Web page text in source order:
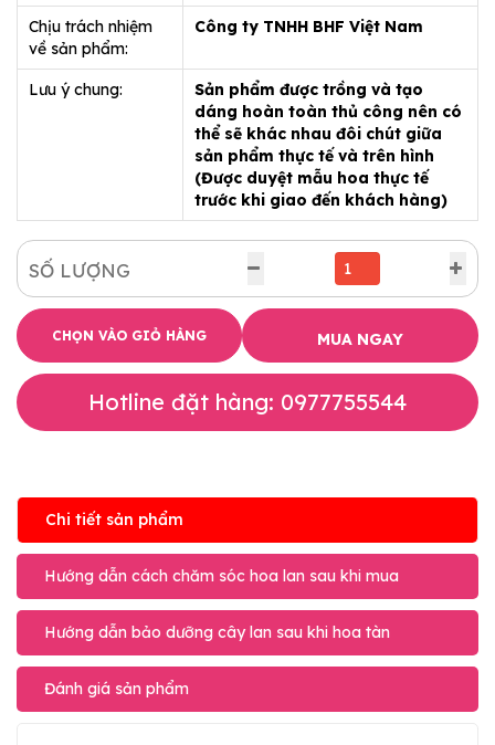
Chịu trách nhiệm
về sản phẩm:
Công ty TNHH BHF Việt Nam
Lưu ý chung:
Sản phẩm được trồng và tạo
dáng hoàn toàn thủ công nên có
thể sẽ khác nhau đôi chút giữa
sản phẩm thực tế và trên hình
(Được duyệt mẫu hoa thực tế
trước khi giao đến khách hàng)
SỐ LƯỢNG
CHỌN VÀO GIỎ HÀNG MUA NGAY
Hotline đặt hàng: 0977755544
Chi tiết sản phẩm
Hướng dẫn cách chăm sóc hoa lan sau khi mua
Hướng dẫn bảo dưỡng cây lan sau khi hoa tàn
Đánh giá sản phẩm